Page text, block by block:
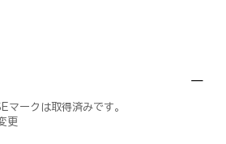
ークは取得済みです。
更